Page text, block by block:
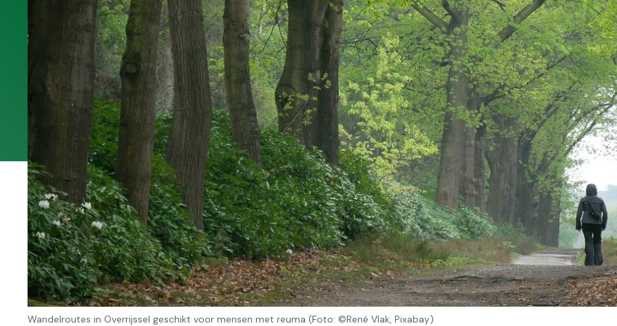
Wandelroutes in Overrijssel geschikt voor mensen met reuma (Foto: ©René Vlak, Pixabay)